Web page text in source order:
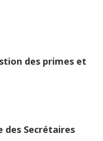
des primes et
Secrétaires